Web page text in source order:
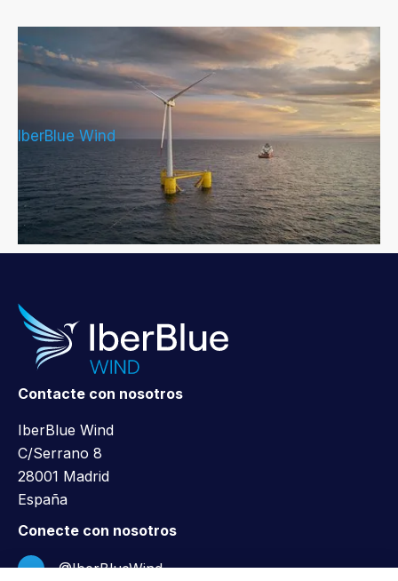
IberBlue Wind Promueve su Primer
Proyecto de Eólica Flotante Con 990
MW de Capacidad
IberBlue Wind
Contacte con nosotros
IberBlue Wind
C/Serrano 8
28001 Madrid
España
Conecte con nosotros
@IberBlueWind